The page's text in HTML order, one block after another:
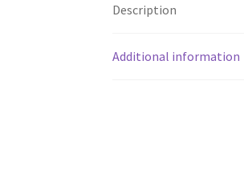
Description
Additional information